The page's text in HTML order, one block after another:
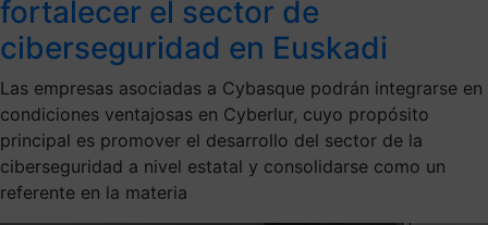
fortalecer el sector de
ciberseguridad en Euskadi
Las empresas asociadas a Cybasque podrán integrarse en
condiciones ventajosas en Cyberlur, cuyo propósito
principal es promover el desarrollo del sector de la
ciberseguridad a nivel estatal y consolidarse como un
referente en la materia